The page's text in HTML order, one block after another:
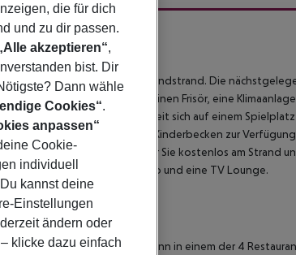
Das Hotel liegt direkt am Sandstrand. Die
Rezeption, eine Lobby, einen Frisör, eine
Kinder gibt es die Möglichkeit sich auf einem
und mit getrenntem Kinderbecken zur
und -liegen stehen für Sie kostenlos am Strand
bietet das Hotel: eine Disko und eine TV Lounge.
Mittag- und Abendessen kann in einem der 4
die für dich
und zu dir passen.
akzeptieren“,
bist. Dir
Dann wähle
Cookies“.
anpassen“
Cookie-
individuell
kannst deine
Einstellungen
ändern oder
klicke dazu einfach